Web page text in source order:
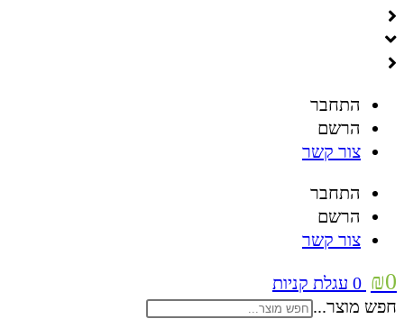
התחבר
הרשם
צור קשר
התחבר
הרשם
צור קשר
₪0
0 עגלת קניות
חפש מוצר...